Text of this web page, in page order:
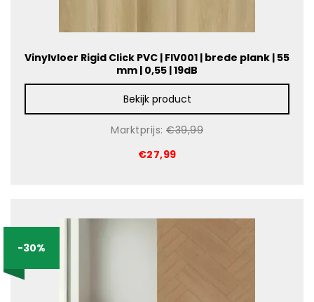
Vinylvloer Rigid Click PVC | FIV001 | brede plank | 55
mm | 0,55 | 19dB
Bekijk product
Marktprijs: €39,99
€27,99
-30%